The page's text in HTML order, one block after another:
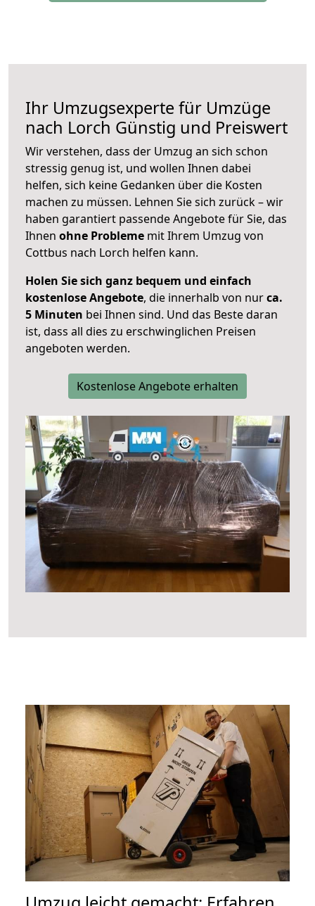
Ihr Umzugsexperte für Umzüge
nach Lorch Günstig und Preiswert
Wir verstehen, dass der Umzug an sich schon
stressig genug ist, und wollen Ihnen dabei
helfen, sich keine Gedanken über die Kosten
machen zu müssen. Lehnen Sie sich zurück – wir
haben garantiert passende Angebote für Sie, das
Ihnen ohne Probleme mit Ihrem Umzug von
Cottbus nach Lorch helfen kann.
Holen Sie sich ganz bequem und einfach
kostenlose Angebote, die innerhalb von nurca.
5 Minuten bei Ihnen sind. Und das Beste daran
ist, dass all dies zu erschwinglichen Preisen
angeboten werden.
Kostenlose Angebote erhalten